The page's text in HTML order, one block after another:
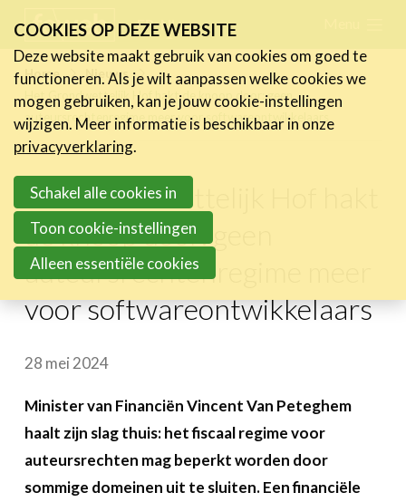
links
Jump
to
navigation
to
main
content
FR NL
Home
Nieuws
Het Grondwettelijk Hof hakt de knoop door: geen
auteursrechtenregime meer voor softwareontwikkelaars
Het Grondwettelijk Hof hakt
de knoop door: geen
auteursrechtenregime meer
voor softwareontwikkelaars
28 mei 2024
Minister van Financiën Vincent Van Peteghem
haalt zijn slag thuis: het fiscaal regime voor
auteursrechten mag beperkt worden door
sommige domeinen uit te sluiten. Een financiële
Nieuws
Nieuwsberichten
FeWeb Videos
Jobs in de sector
Activiteiten
Cases
Expertise
Over FeWeb
Lid worden Zoeken
COOKIES OP DEZE WEBSITE
Deze website maakt gebruik van cookies om goed te
functioneren. Als je wilt aanpassen welke cookies we
mogen gebruiken, kan je jouw cookie-instellingen
wijzigen. Meer informatie is beschikbaar in onze
privacyverklaring.
Schakel alle cookies in
Toon cookie-instellingen
Alleen essentiële cookies